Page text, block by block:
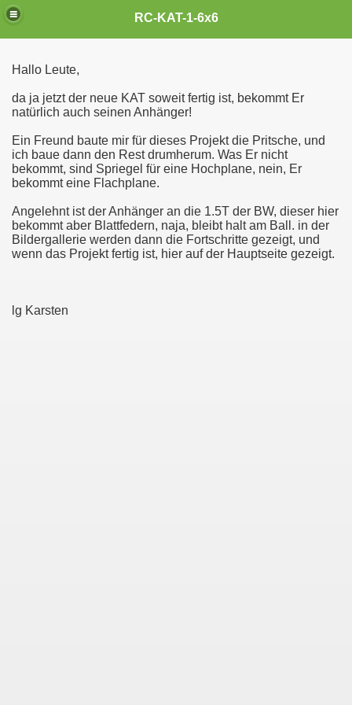
Cross RC MAN KAT 1, RC 6x6,
RC-KAT-1-6x6
Hallo Leute,
da ja jetzt der neue KAT soweit fertig ist, bekommt Er
natürlich auch seinen Anhänger!
Ein Freund baute mir für dieses Projekt die Pritsche, und
ich baue dann den Rest drumherum. Was Er nicht
bekommt, sind Spriegel für eine Hochplane, nein, Er
bekommt eine Flachplane.
Angelehnt ist der Anhänger an die 1.5T der BW, dieser hier
bekommt aber Blattfedern, naja, bleibt halt am Ball. in der
Bildergallerie werden dann die Fortschritte gezeigt, und
wenn das Projekt fertig ist, hier auf der Hauptseite gezeigt.
lg Karsten